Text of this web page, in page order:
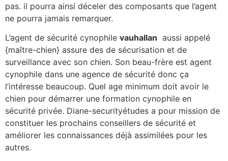
pas. il pourra ainsi déceler des composants que l’agent
ne pourra jamais remarquer.
L’agent de sécurité cynophile vauhallan aussi appelé
{maître-chien} assure des de sécurisation et de
surveillance avec son chien. Son beau-frère est agent
cynophile dans une agence de sécurité donc ça
l’intéresse beaucoup. Quel age minimum doit avoir le
chien pour démarrer une formation cynophile en
sécurité privée. Diane-securityétudes a pour mission de
constituer les prochains conseillers de sécurité et
améliorer les connaissances déjà assimilées pour les
autres.